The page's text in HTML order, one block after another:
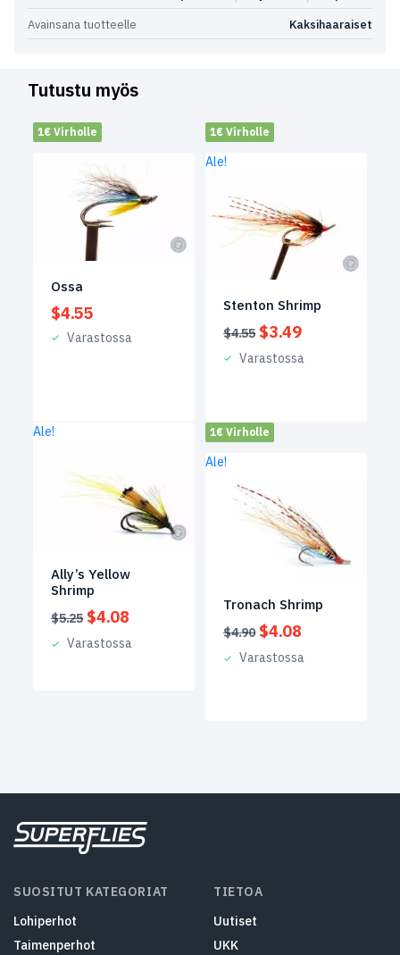
Avainsana tuotteelle
Kaksihaaraiset
Tutustu myös
1€ Virholle
Ossa
$4.55
Varastossa
1€ Virholle
Ale!
Stenton Shrimp
$4.55 Alkuperäinen
hinta
oli:
$3.49Nykyinen
on:
Varastossa
Ale!
Ally’s Yellow
Shrimp
$5.25 Alkuperäinen
hinta
oli:
$4.08
on:
Varastossa
1€ Virholle
Ale!
Tronach Shrimp
$4.90 Alkuperäinen
hinta
oli:
$4.08
on:
Varastossa
SUOSITUT KATEGORIAT
Lohiperhot
Taimenperhot
TIETOA
Uutiset
UKK